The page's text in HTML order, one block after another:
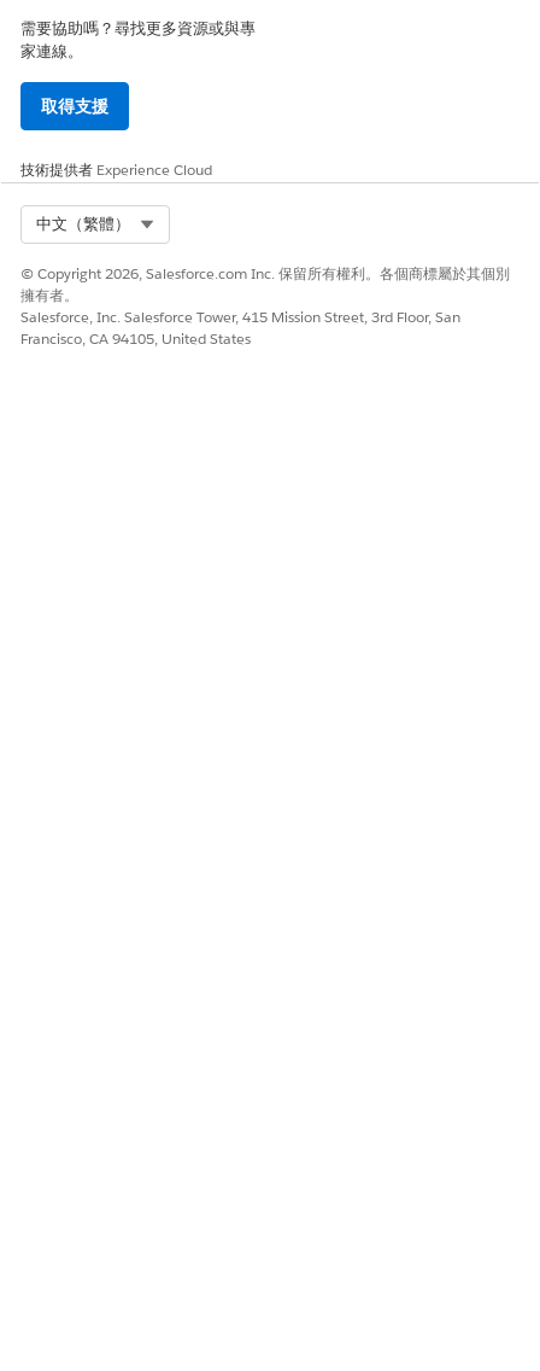
需要協助嗎？尋找更多資源或與專
家連線。
取得支援
技術提供者 Experience Cloud
中文（繁體）
© Copyright 2026, Salesforce.com Inc. 保留所有權利。各個商標屬於其個別
擁有者。
Salesforce, Inc. Salesforce Tower, 415 Mission Street, 3rd Floor, San
Francisco, CA 94105, United States